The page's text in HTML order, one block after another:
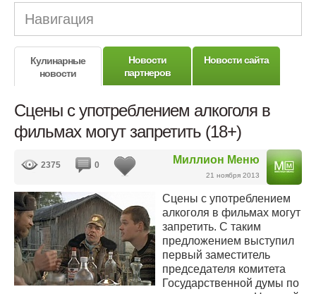
Навигация
Кулинарные
новости
Новости
партнеров
Новости сайта
Сцены с употреблением алкоголя в
фильмах могут запретить (18+)
Миллион Меню
21 ноября 2013
2375 0
Сцены с употреблением
алкоголя в фильмах могут
запретить. С таким
предложением выступил
первый заместитель
председателя комитета
Государственной думы по